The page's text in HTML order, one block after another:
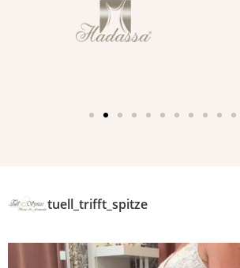
tuell_trifft_spitze